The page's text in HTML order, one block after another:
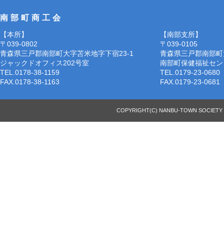
南部町商工会
【本所】
〒039-0802
青森県三戸郡南部町大字苫米地字下宿23-1
ジャックドオフィス202号室
TEL.0178-38-1159
FAX.0178-38-1163
【南部支所】
〒039-0105
青森県三戸郡南部
南部町保健福祉セ
TEL.0179-23-0680
FAX.0179-23-0681
COPYRIGHT(C) NANBU-TOWN